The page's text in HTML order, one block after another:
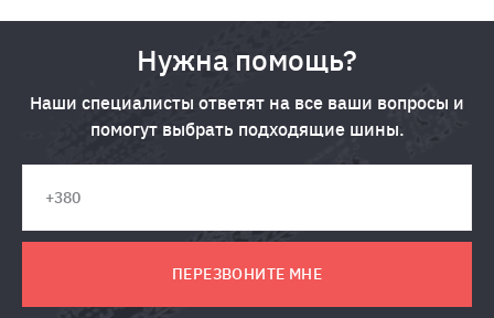
Нужна помощь?
Наши специалисты ответят на все ваши вопросы и
помогут выбрать подходящие шины.
ПЕРЕЗВОНИТЕ МНЕ